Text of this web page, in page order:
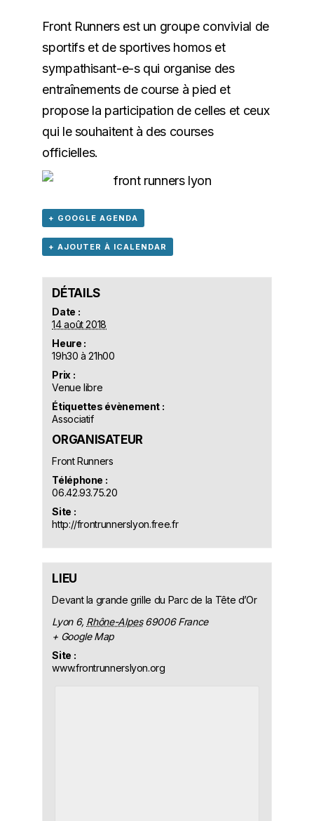
Front Runners est un groupe convivial de
sportifs et de sportives homos et
sympathisant-e-s qui organise des
entraînements de course à pied et
propose la participation de celles et ceux
qui le souhaitent à des courses
officielles.
+ GOOGLE AGENDA
+ AJOUTER À ICALENDAR
DÉTAILS
Date :
14 août 2018
Heure :
19h30 à 21h00
Prix :
Venue libre
Étiquettes évènement :
Associatif
ORGANISATEUR
Front Runners
Téléphone :
06.42.93.75.20
Site :
http://frontrunnerslyon.free.fr
LIEU
Devant la grande grille du Parc de la Tête d’Or
Lyon 6, Rhône-Alpes 69006 France
+ Google Map
Site :
www.frontrunnerslyon.org